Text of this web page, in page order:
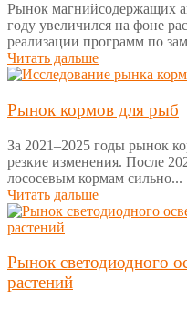
Рынок магнийсодержащих
году увеличился на фоне
реализации программ по
Читать дальше
Рынок кормов для рыб
За 2021–2025 годы рынок
резкие изменения. После
лососевым кормам сильно...
Читать дальше
Рынок светодиодного
растений